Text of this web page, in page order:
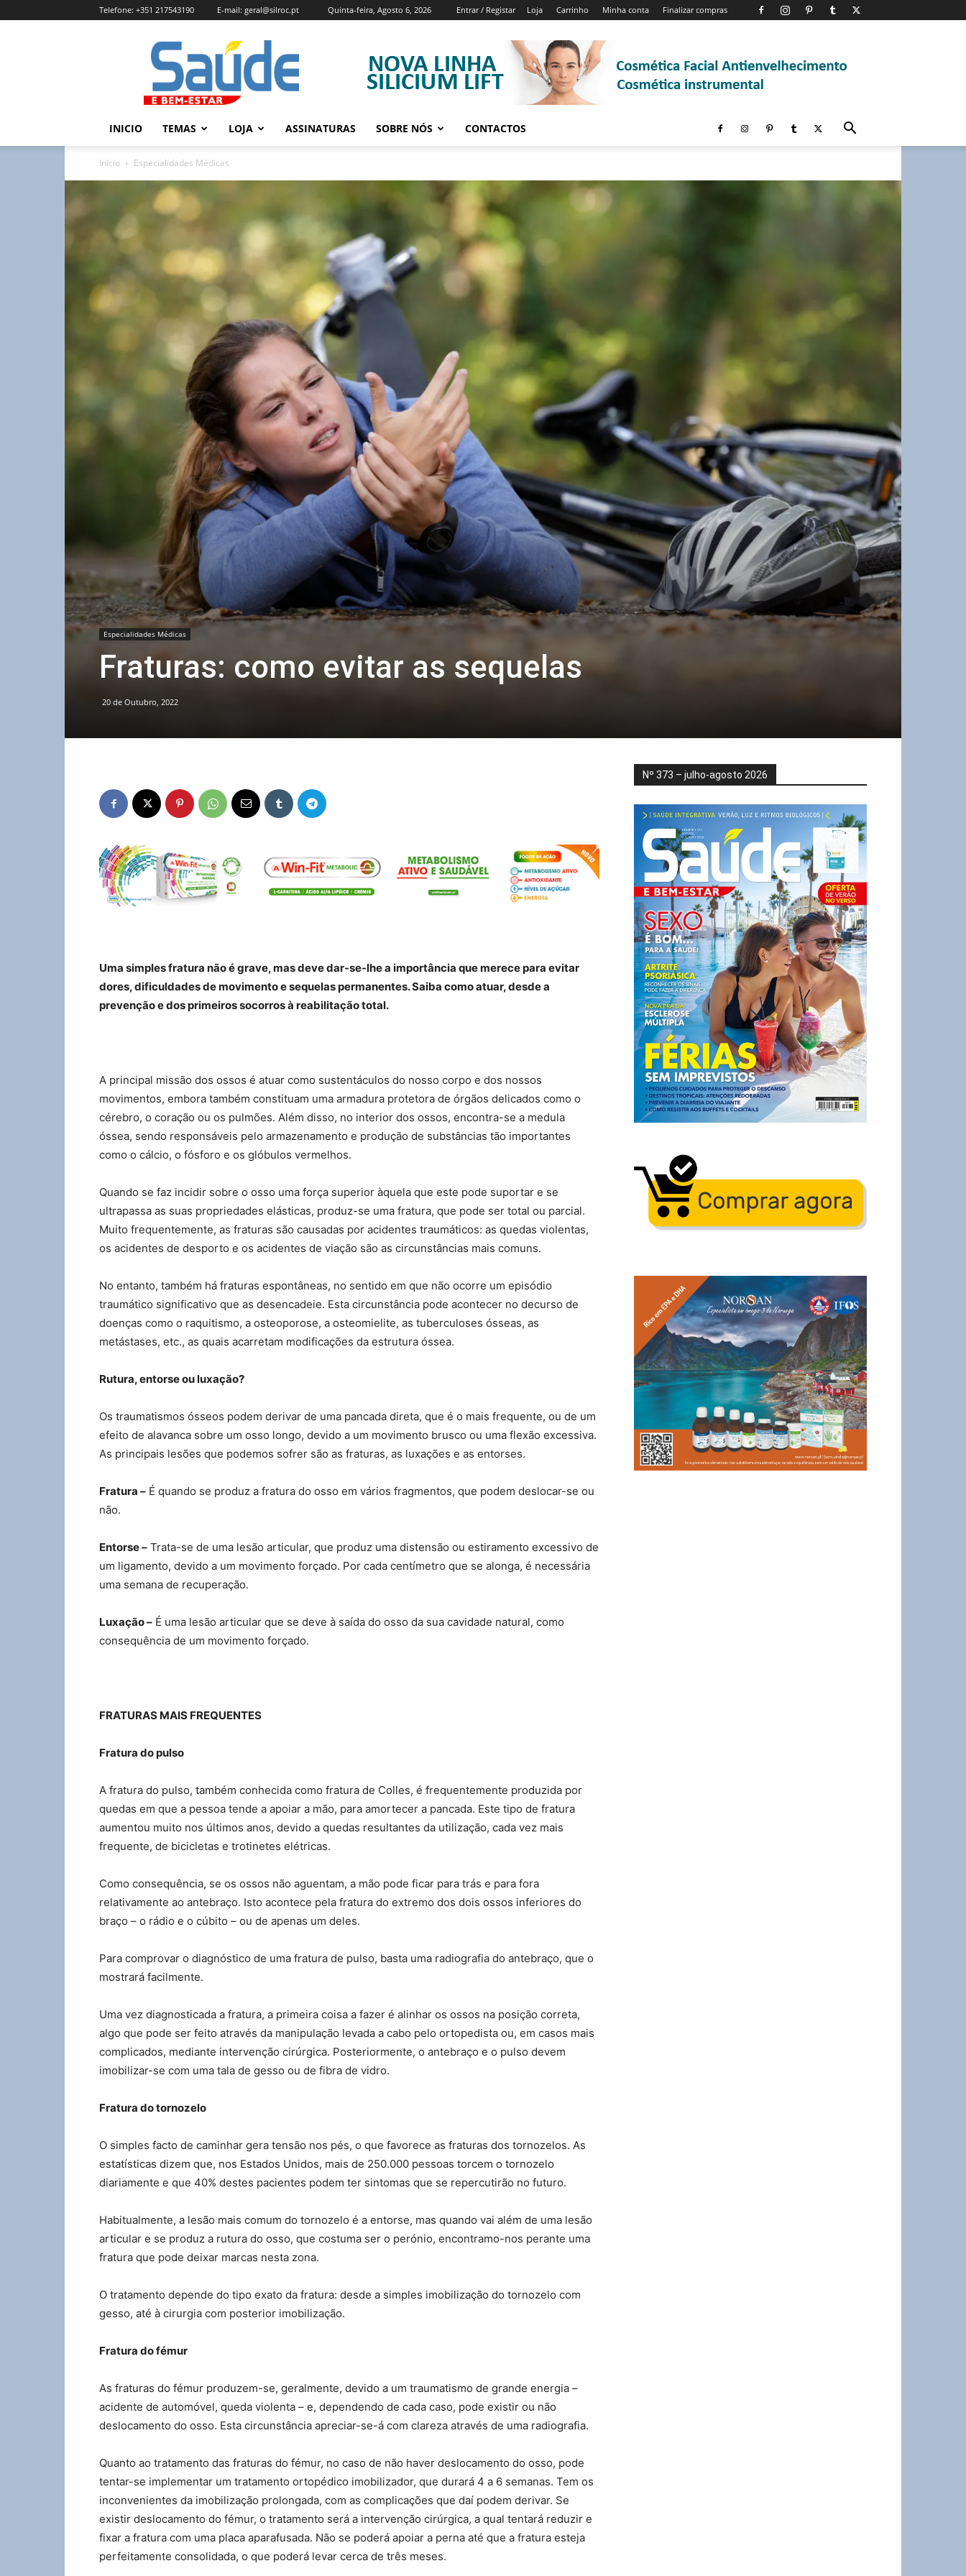
Quinta-feira, Agosto 6, 2026 Entrar / Registar Loja Carrinho Minha conta Finalizar compras
Telefone: +351 217543190 E-mail: geral@silroc.pt
Revista
Saúde
e
Bem
Estar
Edição
INICIO TEMAS LOJA ASSINATURAS SOBRE NÓS CONTACTOS
Início Especialidades Médicas
Especialidades Médicas
Fraturas: como evitar as sequelas
20 de Outubro, 2022
Uma simples fratura não é grave, mas deve dar-se-lhe a importância que merece para evitar
dores, dificuldades de movimento e sequelas permanentes. Saiba como atuar, desde a
prevenção e dos primeiros socorros à reabilitação total.
A principal missão dos ossos é atuar como sustentáculos do nosso corpo e dos nossos
movimentos, embora também constituam uma armadura protetora de órgãos delicados como o
cérebro, o coração ou os pulmões. Além disso, no interior dos ossos, encontra-se a medula
óssea, sendo responsáveis pelo armazenamento e produção de substâncias tão importantes
como o cálcio, o fósforo e os glóbulos vermelhos.
Quando se faz incidir sobre o osso uma força superior àquela que este pode suportar e se
ultrapassa as suas propriedades elásticas, produz-se uma fratura, que pode ser total ou parcial.
Muito frequentemente, as fraturas são causadas por acidentes traumáticos: as quedas violentas,
os acidentes de desporto e os acidentes de viação são as circunstâncias mais comuns.
No entanto, também há fraturas espontâneas, no sentido em que não ocorre um episódio
traumático significativo que as desencadeie. Esta circunstância pode acontecer no decurso de
doenças como o raquitismo, a osteoporose, a osteomielite, as tuberculoses ósseas, as
metástases, etc., as quais acarretam modificações da estrutura óssea.
Rutura, entorse ou luxação?
Os traumatismos ósseos podem derivar de uma pancada direta, que é o mais frequente, ou de um
efeito de alavanca sobre um osso longo, devido a um movimento brusco ou uma flexão excessiva.
As principais lesões que podemos sofrer são as fraturas, as luxações e as entorses.
Fratura – É quando se produz a fratura do osso em vários fragmentos, que podem deslocar-se ou
não.
Entorse – Trata-se de uma lesão articular, que produz uma distensão ou estiramento excessivo de
um ligamento, devido a um movimento forçado. Por cada centímetro que se alonga, é necessária
uma semana de recuperação.
Luxação – É uma lesão articular que se deve à saída do osso da sua cavidade natural, como
consequência de um movimento forçado.
FRATURAS MAIS FREQUENTES
Fratura do pulso
A fratura do pulso, também conhecida como fratura de Colles, é frequentemente produzida por
quedas em que a pessoa tende a apoiar a mão, para amortecer a pancada. Este tipo de fratura
aumentou muito nos últimos anos, devido a quedas resultantes da utilização, cada vez mais
frequente, de bicicletas e trotinetes elétricas.
Como consequência, se os ossos não aguentam, a mão pode ficar para trás e para fora
relativamente ao antebraço. Isto acontece pela fratura do extremo dos dois ossos inferiores do
braço – o rádio e o cúbito – ou de apenas um deles.
Para comprovar o diagnóstico de uma fratura de pulso, basta uma radiografia do antebraço, que o
mostrará facilmente.
Uma vez diagnosticada a fratura, a primeira coisa a fazer é alinhar os ossos na posição correta,
algo que pode ser feito através da manipulação levada a cabo pelo ortopedista ou, em casos mais
complicados, mediante intervenção cirúrgica. Posteriormente, o antebraço e o pulso devem
imobilizar-se com uma tala de gesso ou de fibra de vidro.
Fratura do tornozelo
O simples facto de caminhar gera tensão nos pés, o que favorece as fraturas dos tornozelos. As
estatísticas dizem que, nos Estados Unidos, mais de 250.000 pessoas torcem o tornozelo
diariamente e que 40% destes pacientes podem ter sintomas que se repercutirão no futuro.
Habitualmente, a lesão mais comum do tornozelo é a entorse, mas quando vai além de uma lesão
articular e se produz a rutura do osso, que costuma ser o perónio, encontramo-nos perante uma
fratura que pode deixar marcas nesta zona.
O tratamento depende do tipo exato da fratura: desde a simples imobilização do tornozelo com
gesso, até à cirurgia com posterior imobilização.
Fratura do fémur
As fraturas do fémur produzem-se, geralmente, devido a um traumatismo de grande energia –
acidente de automóvel, queda violenta – e, dependendo de cada caso, pode existir ou não
deslocamento do osso. Esta circunstância apreciar-se-á com clareza através de uma radiografia.
Quanto ao tratamento das fraturas do fémur, no caso de não haver deslocamento do osso, pode
tentar-se implementar um tratamento ortopédico imobilizador, que durará 4 a 6 semanas. Tem os
inconvenientes da imobilização prolongada, com as complicações que daí podem derivar. Se
existir deslocamento do fémur, o tratamento será a intervenção cirúrgica, a qual tentará reduzir e
fixar a fratura com uma placa aparafusada. Não se poderá apoiar a perna até que a fratura esteja
perfeitamente consolidada, o que poderá levar cerca de três meses.
Nº 373 – julho-agosto 2026